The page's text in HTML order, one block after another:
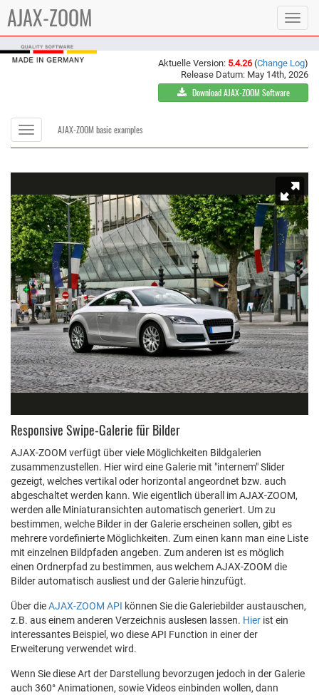
Toggle
AJAX-ZOOM
Aktuelle Version: 5.4.26(Change Log)
Release Datum: May 14th, 2026
Download AJAX-ZOOM Software
Toggle
navigation
AJAX-ZOOM basic examples
Responsive Swipe-Galerie für Bilder
AJAX-ZOOM verfügt über viele Möglichkeiten Bildgalerien
zusammenzustellen. Hier wird eine Galerie mit "internem" Slider
gezeigt, welches vertikal oder horizontal angeordnet bzw. auch
abgeschaltet werden kann. Wie eigentlich überall im AJAX-ZOOM,
werden alle Miniaturansichten automatisch generiert. Um zu
bestimmen, welche Bilder in der Galerie erscheinen sollen, gibt es
mehrere vordefinierte Möglichkeiten. Zum einen kann man eine Liste
mit einzelnen Bildpfaden angeben. Zum anderen ist es möglich
einen Ordnerpfad zu bestimmen, aus welchem AJAX-ZOOM die
Bilder automatisch ausliest und der Galerie hinzufügt.
Über dieAJAX-ZOOM API können Sie die Galeriebilder austauschen,
z.B. aus einem anderen Verzeichnis auslesen lassen. Hier ist ein
interessantes Beispiel, wo diese API Function in einer der
Erweiterung verwendet wird.
Wenn Sie diese Art der Darstellung bevorzugen jedoch in der Galerie
auch 360° Animationen, sowie Videos einbinden wollen, dann